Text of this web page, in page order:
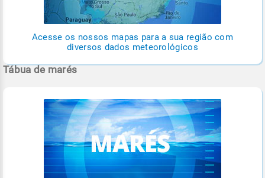
Acesse os nossos mapas para a sua região com
diversos dados meteorológicos
Tábua de marés